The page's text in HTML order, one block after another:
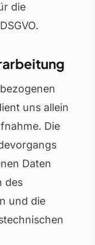
die
uns allein
Die
Daten
des
und die